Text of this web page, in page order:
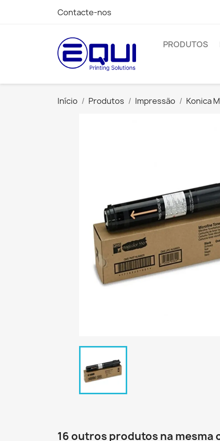
Contacte-nos
PRODUTOS
Início Produtos Impressão Konica
16 outros produtos na mesma